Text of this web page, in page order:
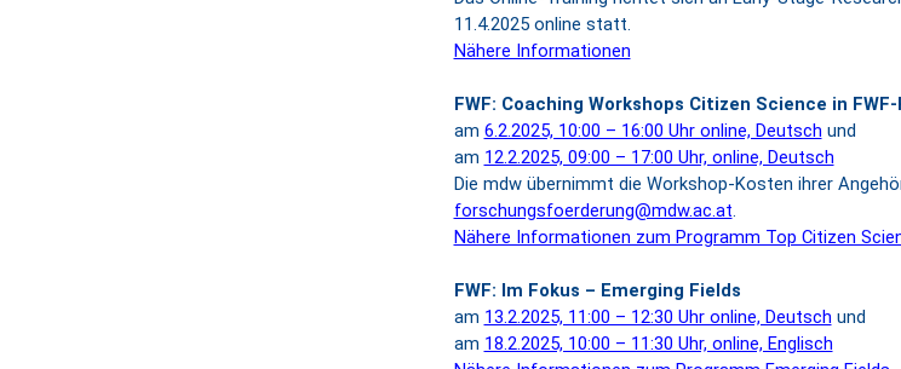
11.4.2025 online statt.
Nähere Informationen
FWF: Coaching Workshops Citizen Science in
am 6.2.2025, 10:00 – 16:00 Uhr online, Deutsch und
am 12.2.2025, 09:00 – 17:00 Uhr, online, Deutsch
Die mdw übernimmt die Workshop-Kosten ihrer
forschungsfoerderung@mdw.ac.at.
Nähere Informationen zum Programm Top Citizen
FWF: Im Fokus – Emerging Fields
am 13.2.2025, 11:00 – 12:30 Uhr online, Deutsch und
am 18.2.2025, 10:00 – 11:30 Uhr, online, Englisch